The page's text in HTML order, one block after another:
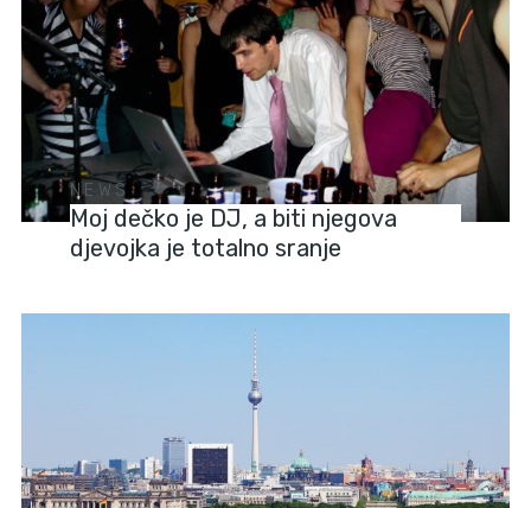
NEWS
Moj dečko je DJ, a biti njegova
djevojka je totalno sranje